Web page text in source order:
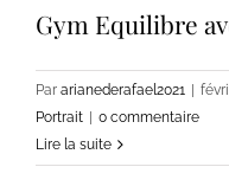
Gym Equilibre
Par arianederafael2021 |
Portrait | 0 commentaire
Lire la suite